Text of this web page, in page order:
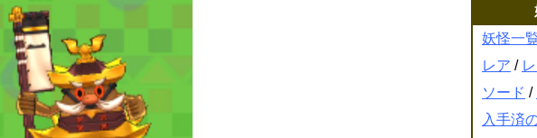
妖怪一
レア /
ソード /
入手済